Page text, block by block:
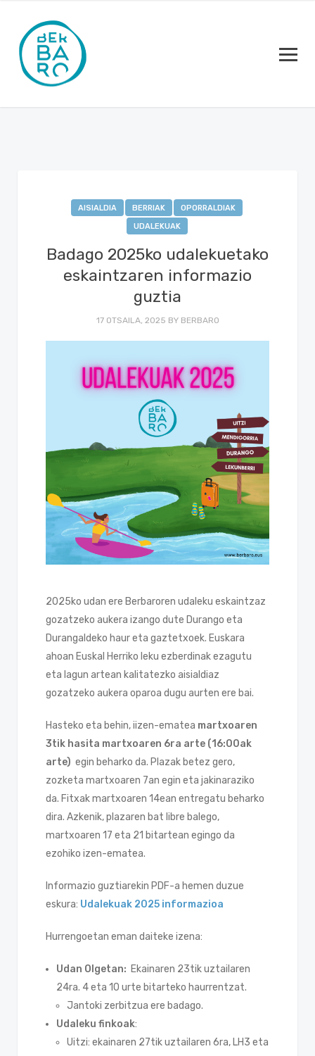
AISIALDIA BERRIAK
OPORRALDIAK
UDALEKUAK
Badago 2025ko udalekuetako
eskaintzaren informazio
guztia
17 OTSAILA, 2025 BY BERBARO
2025ko udan ere Berbaroren udaleku eskaintzaz
gozatzeko aukera izango dute Durango eta
Durangaldeko haur eta gaztetxoek. Euskara
ahoan Euskal Herriko leku ezberdinak ezagutu
eta lagun artean kalitatezko aisialdiaz
gozatzeko aukera oparoa dugu aurten ere bai.
Hasteko eta behin, iizen-ematea martxoaren
3tik hasita martxoaren 6ra arte (16:00ak
arte) egin beharko da. Plazak betez gero,
zozketa martxoaren 7an egin eta jakinaraziko
da. Fitxak martxoaren 14ean entregatu beharko
dira. Azkenik, plazaren bat libre balego,
martxoaren 17 eta 21 bitartean egingo da
ezohiko izen-ematea.
Informazio guztiarekin PDF-a hemen duzue
eskura: Udalekuak 2025 informazioa
Hurrengoetan eman daiteke izena:
Udan Olgetan: Ekainaren 23tik uztailaren
24ra. 4 eta 10 urte bitarteko haurrentzat.
Jantoki zerbitzua ere badago.
Udaleku finkoak:
Uitzi: ekainaren 27tik uztailaren 6ra, LH3 eta